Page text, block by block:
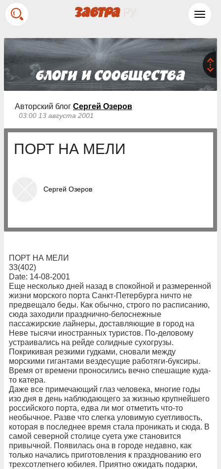
Авторский блог Сергей Озеров
03:00 13 августа 2001
ПОРТ НА МЕЛИ
Сергей Озеров
ПОРТ НА МЕЛИ
33(402)
Date: 14-08-2001
Еще несколько дней назад в спокойной и размеренной
жизни морского порта Санкт-Петербурга ничто не
предвещало беды. Как обычно, строго по расписанию,
сюда заходили празднично-белоснежные
пассажирские лайнеры, доставляющие в город на
Неве тысячи иностранных туристов. По-деловому
устраивались на рейде солидные сухогрузы.
Покрикивая резкими гудками, сновали между
морскими гигантами вездесущие работяги-буксиры.
Время от времени проносились вечно спешащие куда-
то катера.
Даже все примечающий глаз человека, многие годы
изо дня в день наблюдающего за жизнью крупнейшего
российского порта, едва ли мог отметить что-то
необычное. Разве что слегка уловимую суетливость,
которая в последнее время стала проникать и сюда. В
самой северной столице суета уже становится
привычной. Появилась она в городе недавно, как
только начались приготовления к празднованию его
трехсотлетнего юбилея. Приятно ожидать подарки,